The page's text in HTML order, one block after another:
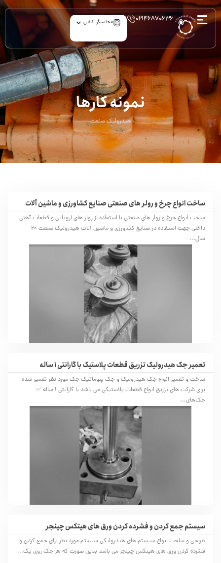
۰۲۱۴۶۸۷۰۶۳۶ محاسبگر آنلاین
Portfolio
نمونه کارها
هیدرولیک صنعت
ساخت انواع چرخ و رولر های صنعتی صنایع کشاورزی و ماشین آلات
ساخت انواع چرخ و رولر های صنعتی با استفاده از رولر های اروپایی و قطعات آهنی
داخلی جهت استفاده در صنایع کشاورزی و ماشین آلات هیدرولیک صنعت 20
سال...
تعمیر جک هیدرولیک تزریق قطعات پلاستیک با گارانتی 1 ساله
ساخت و تعمیر انواع جک هیدرولیک و جک پنوماتیک جک مورد نظر تعمیر شده
برای شرکت های تزریق انواع قطعات پلاستیکی می باشد با گارانتی 1 ساله ✅
جک‌های...
سیستم جمع کردن و فشرده کردن ورق های هیتکس چینجر
طراحی و ساخت انواع سیستم های هیدرولیکی سیستم مورد نظر برای جمع کردن و
فشرده کردن ورق های هیتکس چینجر می باشد بدین صورت که هر جک روی یک...